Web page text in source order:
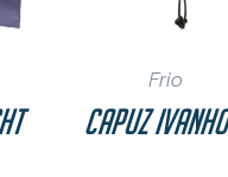
Frio
Capuz